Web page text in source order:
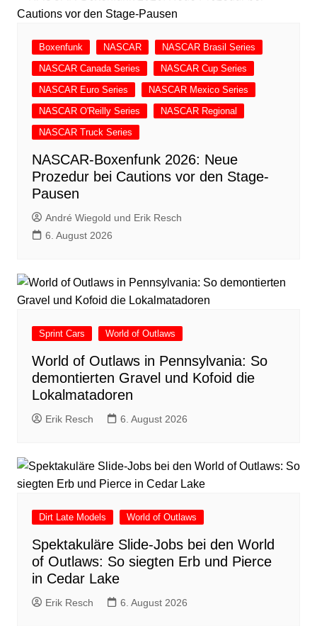
Boxenfunk NASCAR
NASCAR Brasil Series
NASCAR Canada Series
NASCAR Cup Series
NASCAR Euro Series
NASCAR Mexico Series
NASCAR O'Reilly Series
NASCAR Regional
NASCAR Truck Series
NASCAR-Boxenfunk 2026: Neue
Prozedur bei Cautions vor den Stage-
Pausen
André Wiegold und Erik Resch
6. August 2026
Sprint Cars World of Outlaws
World of Outlaws in Pennsylvania: So
demontierten Gravel und Kofoid die
Lokalmatadoren
Erik Resch 6. August 2026
Dirt Late Models World of Outlaws
Spektakuläre Slide-Jobs bei den World
of Outlaws: So siegten Erb und Pierce
in Cedar Lake
Erik Resch 6. August 2026